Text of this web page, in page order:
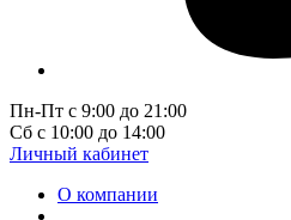
Пн-Пт с 9:00 до 21:00
Сб с 10:00 до 14:00
Личный кабинет
О компании